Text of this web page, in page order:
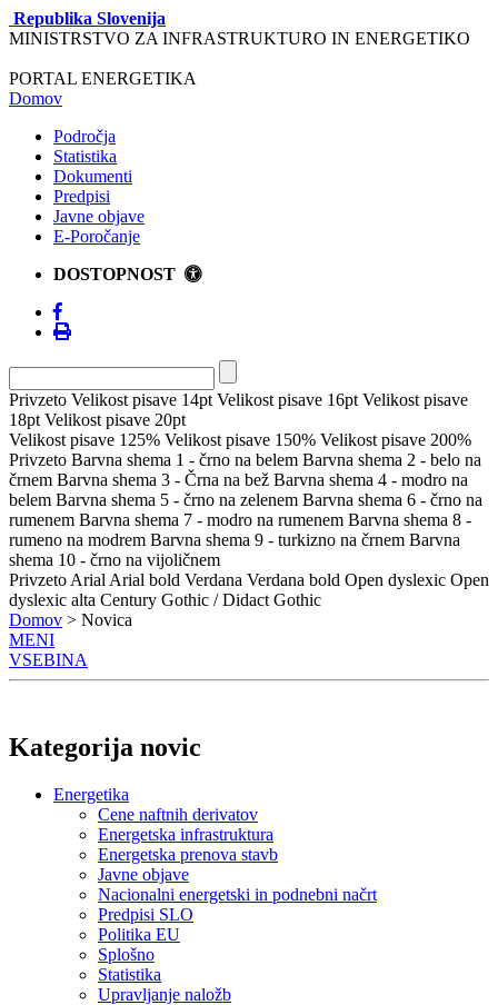
Republika Slovenija
MINISTRSTVO ZA INFRASTRUKTURO IN ENERGETIKO
PORTAL ENERGETIKA
Domov
Področja
Statistika
Dokumenti
Predpisi
Javne objave
E-Poročanje
DOSTOPNOST
Privzeto Velikost pisave 14pt Velikost pisave 16pt Velikost pisave
18pt Velikost pisave 20pt
Velikost pisave 125% Velikost pisave 150% Velikost pisave 200%
Privzeto Barvna shema 1 - črno na belem Barvna shema 2 - belo na
črnem Barvna shema 3 - Črna na bež Barvna shema 4 - modro na
belem Barvna shema 5 - črno na zelenem Barvna shema 6 - črno na
rumenem Barvna shema 7 - modro na rumenem Barvna shema 8 -
rumeno na modrem Barvna shema 9 - turkizno na črnem Barvna
shema 10 - črno na vijoličnem
Privzeto Arial Arial bold Verdana Verdana bold Open dyslexic Open
dyslexic alta Century Gothic / Didact Gothic
Domov > Novica
MENI
VSEBINA
Kategorija novic
Energetika
Cene naftnih derivatov
Energetska infrastruktura
Energetska prenova stavb
Javne objave
Nacionalni energetski in podnebni načrt
Predpisi SLO
Politika EU
Splošno
Statistika
Upravljanje naložb